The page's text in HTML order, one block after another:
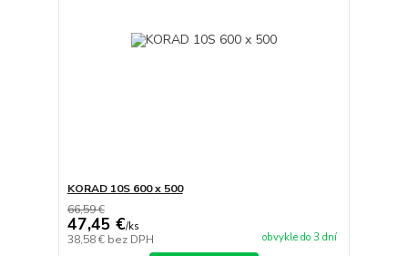
KORAD 10S 600 x 500
66,59 €
47,45 €/ks
38,58 € bez DPH obvykle do 3 dní